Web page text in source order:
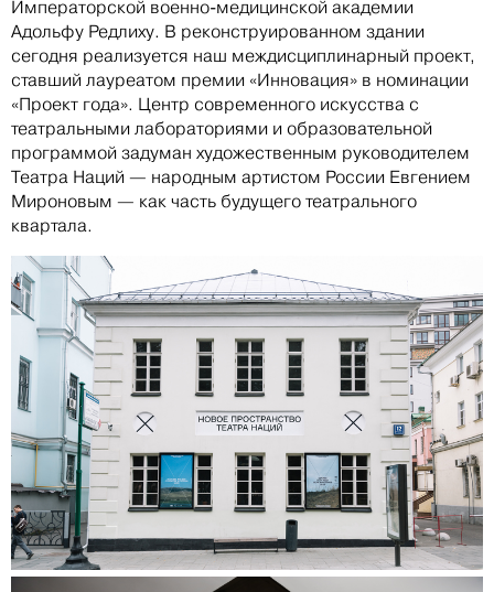
Императорской военно-медицинской академии
Адольфу Редлиху. В реконструированном здании
сегодня реализуется наш междисциплинарный проект,
ставший лауреатом премии «Инновация» в номинации
«Проект года». Центр современного искусства с
театральными лабораториями и образовательной
программой задуман художественным руководителем
Театра Наций — народным артистом России Евгением
Мироновым — как часть будущего театрального
квартала.